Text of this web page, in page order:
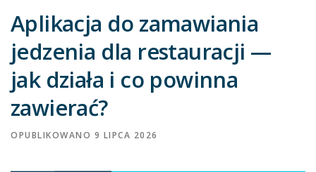
Baza wiedzy Kontakt ▿
Aplikacja do zamawiania
jedzenia dla restauracji —
jak działa i co powinna
zawierać?
OPUBLIKOWANO 9 LIPCA 2026